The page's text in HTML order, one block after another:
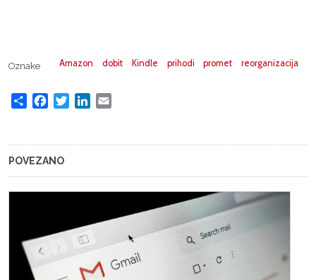
Oznake Amazon dobit Kindle prihodi promet reorganizacija
Share FacebookTwitterLinkedIn
POVEZANO